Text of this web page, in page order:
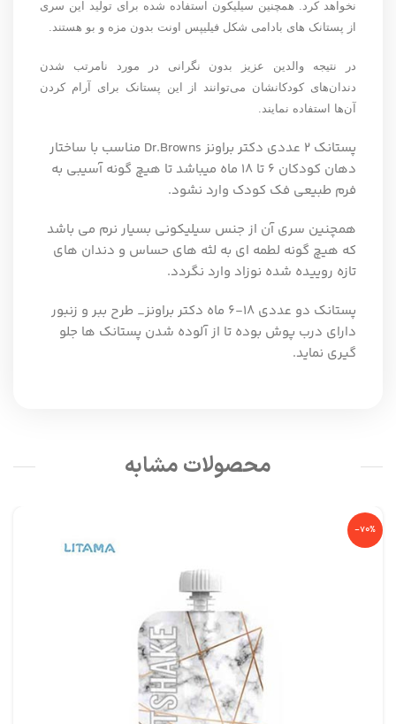
نخواهد کرد. همچنین سیلیکون استفاده شده برای تولید این سری
از پستانک های بادامی شکل فیلیپس اونت بدون مزه و بو هستند.
در نتیجه والدین عزیز بدون نگرانی در مورد نامرتب شدن
دندان‌های کودکانشان می‌توانند از این پستانک برای آرام کردن
آن‌ها استفاده نمایند.
پستانک ۲ عددی دکتر براونز Dr.Browns مناسب با ساختار
دهان کودکان ۶ تا ۱۸ ماه میباشد تا هیچ گونه آسیبی به
فرم طبیعی فک کودک وارد نشود.
همچنین سری آن از جنس سیلیکونی بسیار نرم می باشد
که هیچ گونه لطمه ای به لثه های حساس و دندان های
تازه روییده شده نوزاد وارد نگردد.
پستانک دو عددی ۱۸-۶ ماه دکتر براونز_ طرح ببر و زنبور
دارای درب پوش بوده تا از آلوده شدن پستانک ها جلو
گیری نماید.
محصولات مشابه
-70%